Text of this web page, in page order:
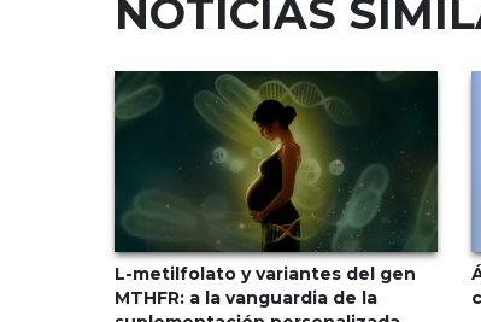
NOTICIAS
L-metilfolato y variantes del gen
MTHFR: a la vanguardia de la